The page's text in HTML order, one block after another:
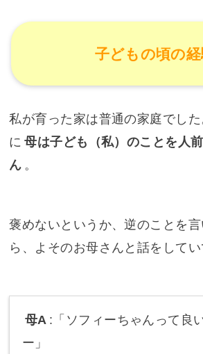
子どもの頃の
私が育った家は普通の家庭でし
に 母は子ども（私）のことを人
ん 。
褒めないというか、逆のことを
ら、よそのお母さんと話をして
母A :「ソフィーちゃんって良
ー」